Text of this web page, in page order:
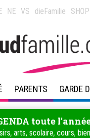
NE VS dieFamilie SHOP
PARENTS GARDE
toute
arts, scolaire, cours,